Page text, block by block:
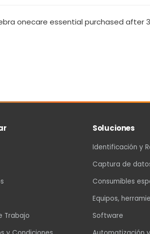
onecare essential purchased after
Trabajo
Soluciones
Identificación y
Captura de
Consumibles
Equipos,
Software